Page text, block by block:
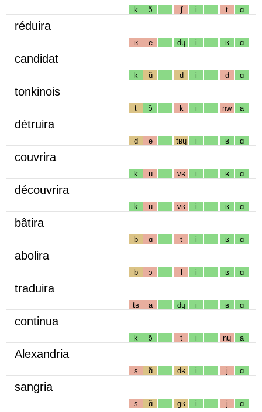
k ɔ̃ ʃ i t ɑ
réduira
ʁ e dɥ i ʁ ɑ
candidat
k ɑ̃ d i d ɑ
tonkinois
t ɔ̃ k i nw a
détruira
d e tʁɥ i ʁ ɑ
couvrira
k u vʁ i ʁ ɑ
découvrira
k u vʁ i ʁ ɑ
bâtira
b ɑ t i ʁ ɑ
abolira
b ɔ l i ʁ ɑ
traduira
tʁ a dɥ i ʁ ɑ
continua
k ɔ̃ t i nɥ a
Alexandria
s ɑ̃ dʁ i j ɑ
sangria
s ɑ̃ gʁ i j ɑ